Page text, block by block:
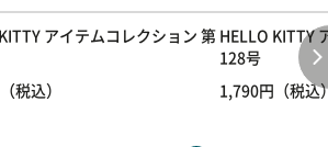
アイテムコレクション 第
税込）
HELLO KITTY
128号
1,790円（税込